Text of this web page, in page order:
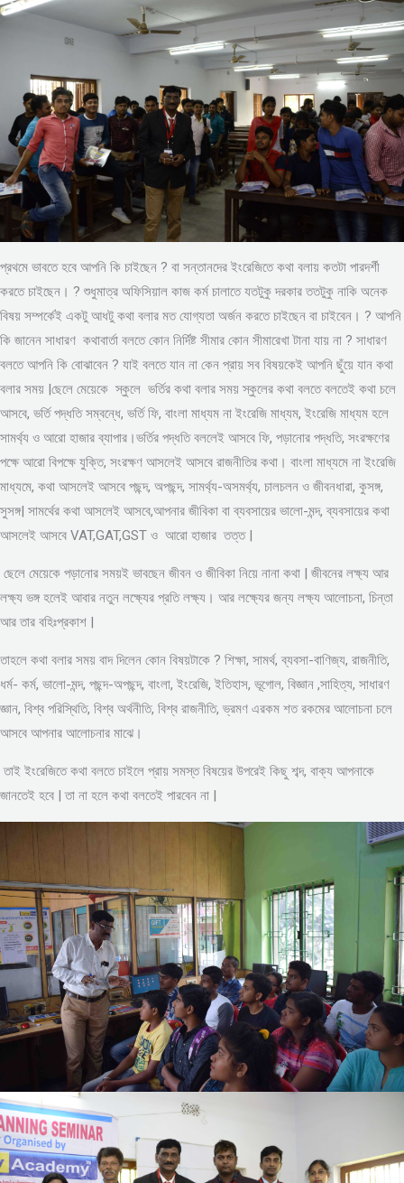
প্রথমে ভাবতে হবে আপনি কি চাইছেন ? বা সন্তানদের ইংরেজিতে কথা বলায় কতটা পারদর্শী
করতে চাইছেন। ? শুধুমাত্র অফিসিয়াল কাজ কর্ম চালাতে যতটুকু দরকার ততটুকু নাকি অনেক
বিষয় সম্পর্কেই একটু আধটু কথা বলার মত যোগ্যতা অর্জন করতে চাইছেন বা চাইবেন। ? আপনি
কি জানেন সাধারণ কথাবার্তা বলতে কোন নির্দিষ্ট সীমার কোন সীমারেখা টানা যায় না ? সাধারণ
বলতে আপনি কি বোঝাবেন ? যাই বলতে যান না কেন প্রায় সব বিষয়কেই আপনি ছুঁয়ে যান কথা
বলার সময় |ছেলে মেয়েকে স্কুলে ভর্তির কথা বলার সময় স্কুলের কথা বলতে বলতেই কথা চলে
আসবে, ভর্তি পদ্ধতি সম্বন্ধে, ভর্তি ফি, বাংলা মাধ্যম না ইংরেজি মাধ্যম, ইংরেজি মাধ্যম হলে
সামর্থ্য ও আরো হাজার ব্যাপার।ভর্তির পদ্ধতি বললেই আসবে ফি, পড়ানোর পদ্ধতি, সংরক্ষণের
পক্ষে আরো বিপক্ষে যুক্তি, সংরক্ষণ আসলেই আসবে রাজনীতির কথা। বাংলা মাধ্যমে না ইংরেজি
মাধ্যমে, কথা আসলেই আসবে পছন্দ, অপছন্দ, সামর্থ্য-অসমর্থ্য, চালচলন ও জীবনধারা, কুসঙ্গ,
সুসঙ্গ| সামর্থের কথা আসলেই আসবে,আপনার জীবিকা বা ব্যবসায়ের ভালো-মন্দ, ব্যবসায়ের কথা
আসলেই আসবে VAT,GAT,GST ও আরো হাজার তত্ত |
ছেলে মেয়েকে পড়ানোর সময়ই ভাবছেন জীবন ও জীবিকা নিয়ে নানা কথা | জীবনের লক্ষ্য আর
লক্ষ্য ভঙ্গ হলেই আবার নতুন লক্ষ্যের প্রতি লক্ষ্য। আর লক্ষ্যের জন্য লক্ষ্য আলোচনা, চিন্তা
আর তার বহিঃপ্রকাশ |
তাহলে কথা বলার সময় বাদ দিলেন কোন বিষয়টাকে ? শিক্ষা, সামর্থ, ব্যবসা-বাণিজ্য, রাজনীতি,
ধর্ম- কর্ম, ভালো-মন্দ, পছন্দ-অপছন্দ, বাংলা, ইংরেজি, ইতিহাস, ভূগোল, বিজ্ঞান ,সাহিত্য, সাধারণ
জ্ঞান, বিশ্ব পরিস্থিতি, বিশ্ব অর্থনীতি, বিশ্ব রাজনীতি, ভ্রমণ এরকম শত রকমের আলোচনা চলে
আসবে আপনার আলোচনার মাঝে।
তাই ইংরেজিতে কথা বলতে চাইলে প্রায় সমস্ত বিষয়ের উপরেই কিছু শব্দ, বাক্য আপনাকে
জানতেই হবে | তা না হলে কথা বলতেই পারবেন না |